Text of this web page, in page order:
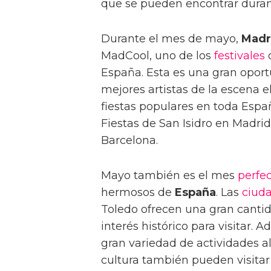
que se pueden encontrar
Durante el mes de mayo,
MadCool, uno de los festivales
España. Esta es una gran
mejores artistas de la escena
fiestas populares en toda
Fiestas de San Isidro en
Barcelona.
Mayo también es el mes
hermosos de España. Las
Toledo ofrecen una gran
interés histórico para visitar.
gran variedad de actividades
cultura también pueden